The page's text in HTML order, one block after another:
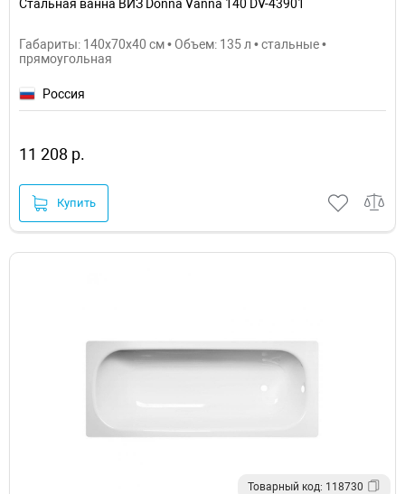
Стальная ванна ВИЗ Donna Vanna 140 DV-43901
Габариты: 140x70x40 см • Объем: 135 л • стальные •
прямоугольная
Россия
11 208 р.
Купить
Товарный код: 118730